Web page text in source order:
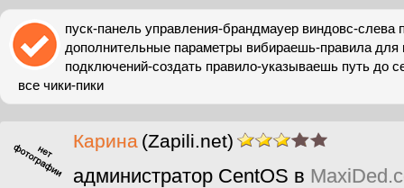
пуск-панель управления-брандмауер виндовс-слева
дополнительные параметры вибираешь-правила для
подключений-создать правило-указываешь путь до
все чики-пики
Карина (Zapili.net)
администратор CentOS в